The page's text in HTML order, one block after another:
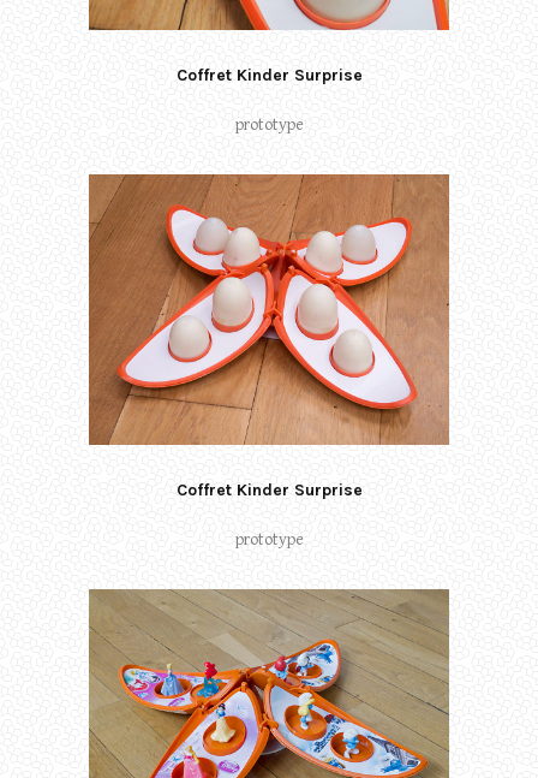
Coffret Kinder Surprise
prototype
Coffret Kinder Surprise
prototype